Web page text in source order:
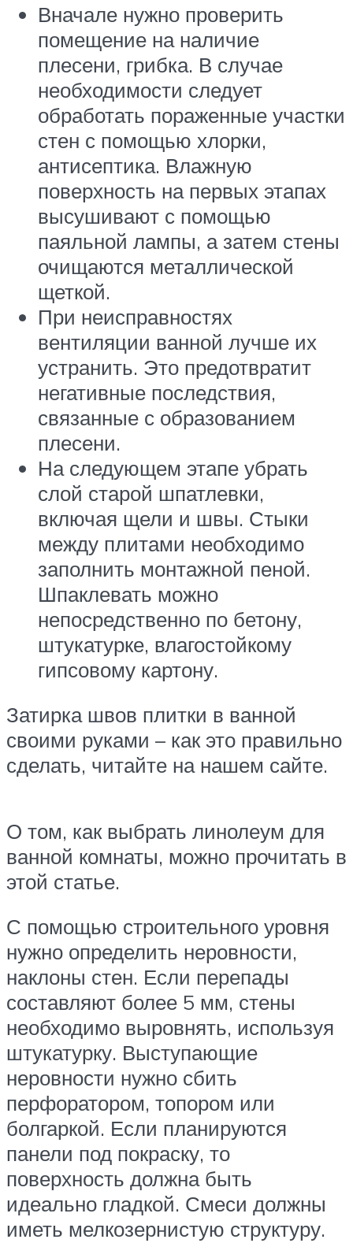
Вначале нужно проверить
помещение на наличие
плесени, грибка. В случае
необходимости следует
обработать пораженные участки
стен с помощью хлорки,
антисептика. Влажную
поверхность на первых этапах
высушивают с помощью
паяльной лампы, а затем стены
очищаются металлической
щеткой.
При неисправностях
вентиляции ванной лучше их
устранить. Это предотвратит
негативные последствия,
связанные с образованием
плесени.
На следующем этапе убрать
слой старой шпатлевки,
включая щели и швы. Стыки
между плитами необходимо
заполнить монтажной пеной.
Шпаклевать можно
непосредственно по бетону,
штукатурке, влагостойкому
гипсовому картону.
Затирка швов плитки в ванной
своими руками – как это правильно
сделать, читайте на нашем сайте.
О том, как выбрать линолеум для
ванной комнаты, можно прочитать в
этой статье.
С помощью строительного уровня
нужно определить неровности,
наклоны стен. Если перепады
составляют более 5 мм, стены
необходимо выровнять, используя
штукатурку. Выступающие
неровности нужно сбить
перфоратором, топором или
болгаркой. Если планируются
панели под покраску, то
поверхность должна быть
идеально гладкой. Смеси должны
иметь мелкозернистую структуру.